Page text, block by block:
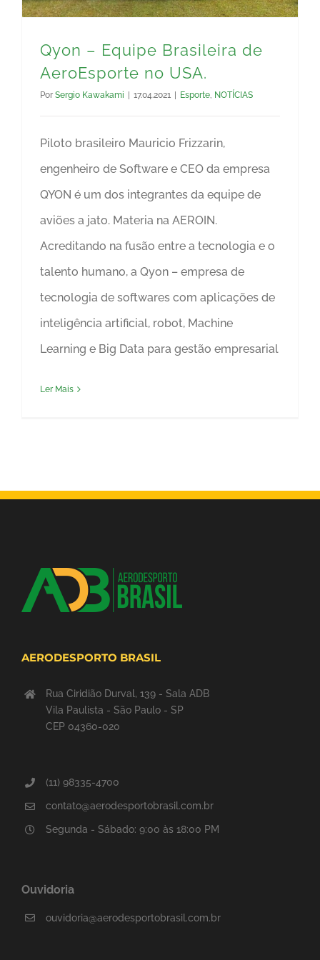
Qyon – Equipe Brasileira de
AeroEsporte no USA.
Por Sergio Kawakami 17.04.2021 Esporte, NOTÍCIAS
Piloto brasileiro Mauricio Frizzarin,
engenheiro de Software e CEO da empresa
QYON é um dos integrantes da equipe de
aviões a jato. Materia na AEROIN.
Acreditando na fusão entre a tecnologia e o
talento humano, a Qyon – empresa de
tecnologia de softwares com aplicações de
inteligência artificial, robot, Machine
Learning e Big Data para gestão empresarial
Ler Mais
AERODESPORTO BRASIL
Rua Ciridião Durval, 139 - Sala ADB
Vila Paulista - São Paulo - SP
CEP 04360-020
(11) 98335-4700
contato@aerodesportobrasil.com.br
Segunda - Sábado: 9:00 às 18:00 PM
Ouvidoria
ouvidoria@aerodesportobrasil.com.br